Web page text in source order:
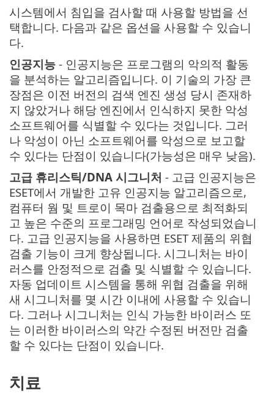
시스템에서 침입을 검사할 때 사용할 방법을 선
택합니다. 다음과 같은 옵션을 사용할 수 있습니
다.
인공지능 - 인공지능은 프로그램의 악의적 활동
을 분석하는 알고리즘입니다. 이 기술의 가장 큰
장점은 이전 버전의 검색 엔진 생성 당시 존재하
지 않았거나 해당 엔진에서 인식하지 못한 악성
소프트웨어를 식별할 수 있다는 것입니다. 그러
나 악성이 아닌 소프트웨어를 악성으로 보고할
수 있다는 단점이 있습니다(가능성은 매우 낮음).
고급 휴리스틱/DNA 시그니처 - 고급 인공지능은
ESET에서 개발한 고유 인공지능 알고리즘으로,
컴퓨터 웜 및 트로이 목마 검출용으로 최적화되
고 높은 수준의 프로그래밍 언어로 작성되었습니
다. 고급 인공지능을 사용하면 ESET 제품의 위협
검출 기능이 크게 향상됩니다. 시그니처는 바이
러스를 안정적으로 검출 및 식별할 수 있습니다.
자동 업데이트 시스템을 통해 위협 검출을 위해
새 시그니처를 몇 시간 이내에 사용할 수 있습니
다. 그러나 시그니처는 인식 가능한 바이러스 또
는 이러한 바이러스의 약간 수정된 버전만 검출
할 수 있다는 단점이 있습니다.
치료